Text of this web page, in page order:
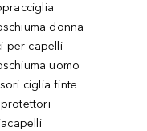
donna
per capelli
uomo
ciglia finte